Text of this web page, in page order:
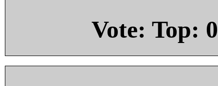
Vote: Top: 0